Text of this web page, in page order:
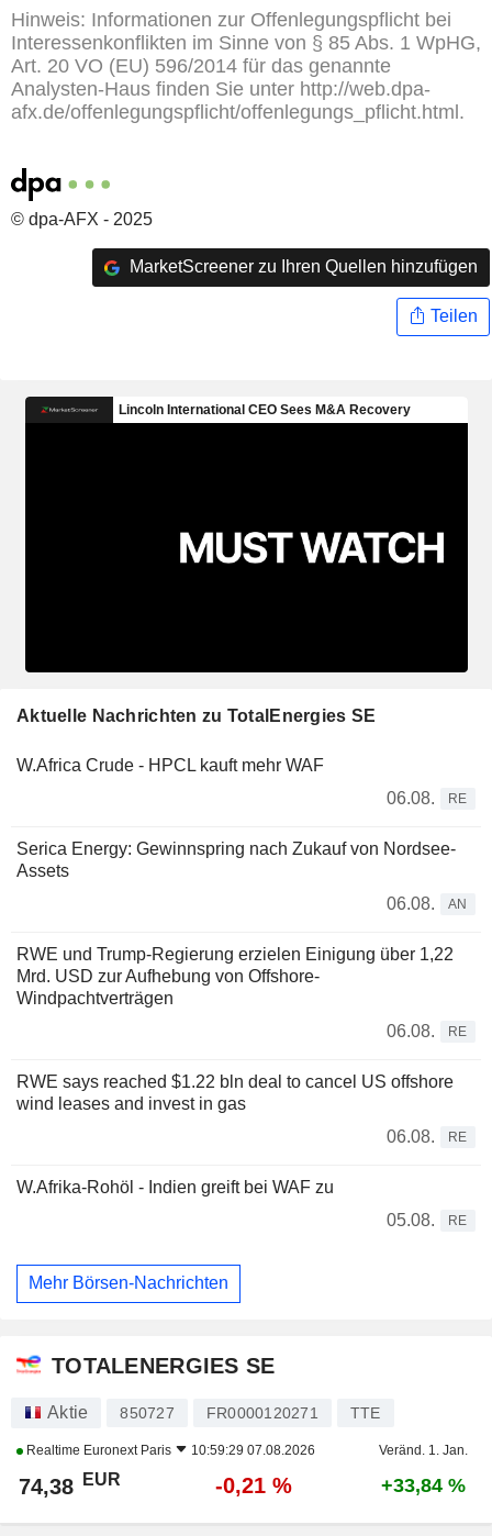
Hinweis: Informationen zur Offenlegungspflicht bei
Interessenkonflikten im Sinne von § 85 Abs. 1 WpHG,
Art. 20 VO (EU) 596/2014 für das genannte
Analysten-Haus finden Sie unter http://web.dpa-
afx.de/offenlegungspflicht/offenlegungs_pflicht.html.
© dpa-AFX - 2025
MarketScreener zu Ihren Quellen hinzufügen
Teilen
Aktuelle Nachrichten zu TotalEnergies SE
W.Africa Crude - HPCL kauft mehr WAF
06.08.
RE
Serica Energy: Gewinnspring nach Zukauf von Nordsee-
Assets
06.08.
AN
RWE und Trump-Regierung erzielen Einigung über 1,22
Mrd. USD zur Aufhebung von Offshore-
Windpachtverträgen
06.08.
RE
RWE says reached $1.22 bln deal to cancel US offshore
wind leases and invest in gas
06.08.
RE
W.Afrika-Rohöl - Indien greift bei WAF zu
05.08.
RE
Mehr Börsen-Nachrichten
TOTALENERGIES SE
Aktie 850727 FR0000120271 TTE
Realtime Euronext Paris 10:59:29 07.08.2026 Veränd. 1. Jan.
74,38 EUR -0,21 % +33,84 %